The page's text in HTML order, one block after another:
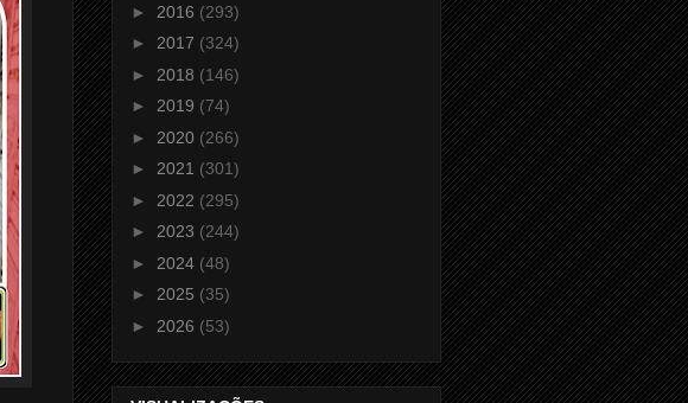
► 2016 (293)
► 2017 (324)
► 2018 (146)
► 2019 (74)
► 2020 (266)
► 2021 (301)
► 2022 (295)
► 2023 (244)
► 2024 (48)
► 2025 (35)
► 2026 (53)